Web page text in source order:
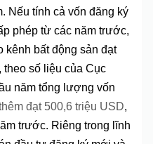
Nếu tính cả vốn đăng ký
phép từ các năm trước,
kênh bất động sản đạt
theo số liệu của Cục
năm tổng lượng vốn
đạt 500,6 triệu USD,
trước. Riêng trong lĩnh